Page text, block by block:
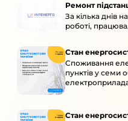
Ремонт
За кілька днів
роботі,
Стан
Споживання
пунктів у семи
Стан